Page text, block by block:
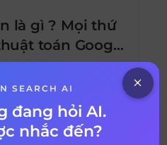
ago
là gì ? Mọi thứ
toán Google
tối ưu hóa cho nó
mọi thứ bạn cần
của Google.
SEO TOP Google
SEARCH AI
đang hỏi AI.
nhắc đến?